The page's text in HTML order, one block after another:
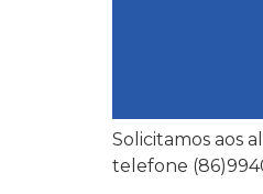
Solicitamos aos
telefone